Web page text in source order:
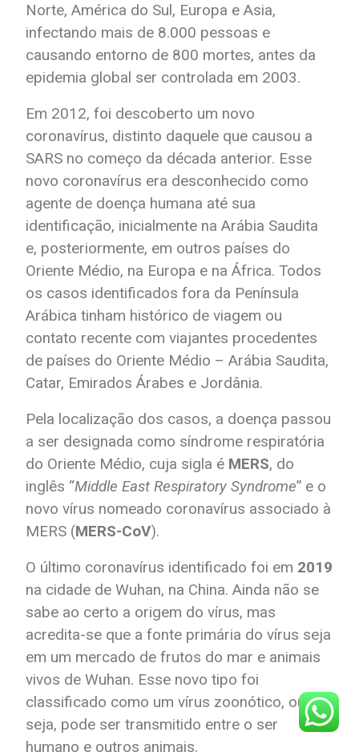
Norte, América do Sul, Europa e Asia,
infectando mais de 8.000 pessoas e
causando entorno de 800 mortes, antes da
epidemia global ser controlada em 2003.
Em 2012, foi descoberto um novo
coronavírus, distinto daquele que causou a
SARS no começo da década anterior. Esse
novo coronavírus era desconhecido como
agente de doença humana até sua
identificação, inicialmente na Arábia Saudita
e, posteriormente, em outros países do
Oriente Médio, na Europa e na África. Todos
os casos identificados fora da Península
Arábica tinham histórico de viagem ou
contato recente com viajantes procedentes
de países do Oriente Médio – Arábia Saudita,
Catar, Emirados Árabes e Jordânia.
Pela localização dos casos, a doença passou
a ser designada como síndrome respiratória
do Oriente Médio, cuja sigla é MERS, do
inglês “Middle East Respiratory Syndrome” e o
novo vírus nomeado coronavírus associado à
MERS (MERS-CoV).
O último coronavírus identificado foi em 2019
na cidade de Wuhan, na China. Ainda não se
sabe ao certo a origem do vírus, mas
acredita-se que a fonte primária do vírus seja
em um mercado de frutos do mar e animais
vivos de Wuhan. Esse novo tipo foi
classificado como um vírus zoonótico, ou
seja, pode ser transmitido entre o ser
humano e outros animais.